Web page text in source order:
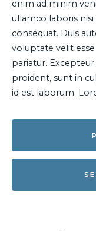
enim ad minim
ullamco laboris
consequat. Duis
voluptate velit
pariatur.
proident, sunt in
id est laborum.